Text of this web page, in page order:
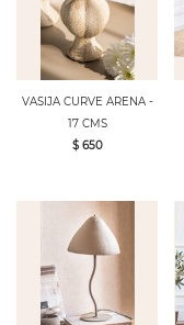
VASIJA CURVE ARENA -
17 CMS
$ 650